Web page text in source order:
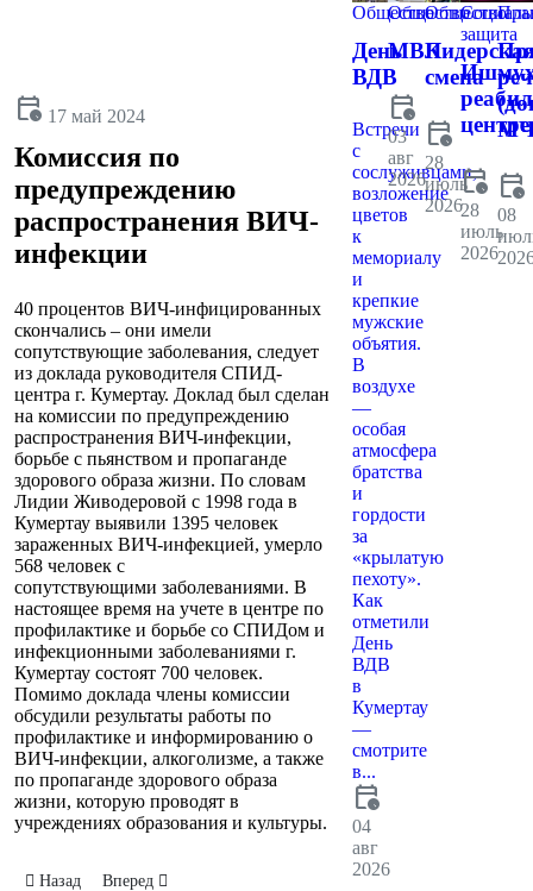
calendar_clock 17 май 2024
Комиссия по
предупреждению
распространения ВИЧ-
инфекции
40 процентов ВИЧ-инфицированных
скончались – они имели
сопутствующие заболевания, следует
из доклада руководителя СПИД-
центра г. Кумертау. Доклад был сделан
на комиссии по предупреждению
распространения ВИЧ-инфекции,
борьбе с пьянством и пропаганде
здорового образа жизни. По словам
Лидии Живодеровой с 1998 года в
Кумертау выявили 1395 человек
зараженных ВИЧ-инфекцией, умерло
568 человек с
сопутствующими заболеваниями. В
настоящее время на учете в центре по
профилактике и борьбе со СПИДом и
инфекционными заболеваниями г.
Кумертау состоят 700 человек.
Помимо доклада члены комиссии
обсудили результаты работы по
профилактике и информированию о
ВИЧ-инфекции, алкоголизме, а также
по пропаганде здорового образа
жизни, которую проводят в
учреждениях образования и культуры.
Предыдущий: Заседание Комитета по профилактике ВИЧ-инфекции
Назад Следующий: День Медицинской сестры
Вперед
Общество
День
ВДВ
Встречи
с
сослуживцами,
возложение
цветов
к
мемориалу
и
крепкие
мужские
объятия.
В
воздухе
—
особая
атмосфера
братства
и
гордости
за
«крылатую
пехоту».
Как
отметили
День
ВДВ
в
Кумертау
—
смотрите
в...
calendar_clock
04
авг
2026
Общество
МВК
calendar_clock
03
авг
2026
Общество
смена
calendar_clock
28
июль
2026
защита
центре
calendar_clock
28
июль
2026
calendar_clock
08